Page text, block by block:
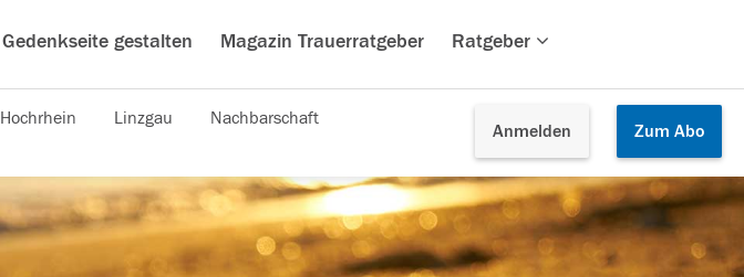
Gedenkseite gestalten Magazin Trauerratgeber Ratgeber
Anmelden Zum Abo
Hochrhein Linzgau Nachbarschaft